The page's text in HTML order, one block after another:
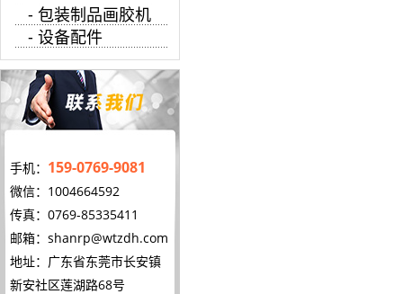
- 包装制品画胶机
- 设备配件
手机： 159-0769-9081
微信：1004664592
传真：0769-85335411
邮箱： shanrp@wtzdh.com
地址：广东省东莞市长安镇
新安社区莲湖路68号